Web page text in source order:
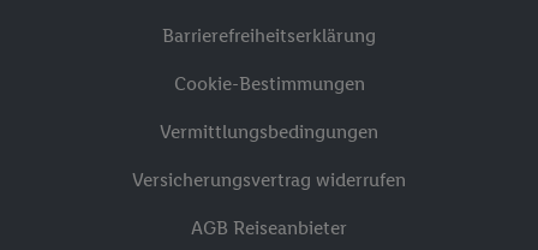
Barrierefreiheitserklärung
Cookie-Bestimmungen
Vermittlungsbedingungen
Versicherungsvertrag widerrufen
AGB Reiseanbieter